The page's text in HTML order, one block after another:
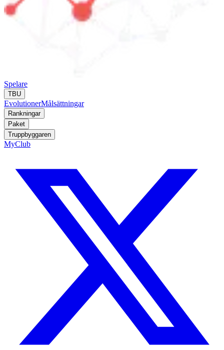
Spelare
TBU
EvolutionerMålsättningar
Rankningar
Paket
Truppbyggaren
MyClub